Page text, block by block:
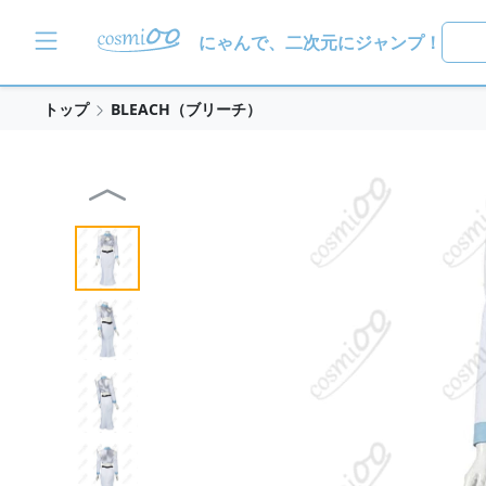
にゃんで、二次元にジャンプ！
トップ BLEACH（ブリーチ）